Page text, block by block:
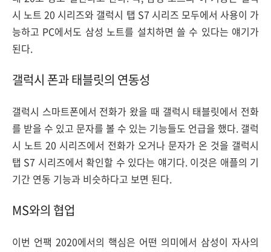
시 노트 20 시리즈와 갤럭시 탭 S7 시리즈 모두에서 사용이 가
능하고 PC에서도 삼성 노트를 설치하면 쓸 수 있다는 얘기가
된다.
갤럭시 폰과 태블릿의 연동성
갤럭시 스마트폰에서 전화가 왔을 때 갤럭시 태블릿에서 전화
를 받을 수 있고 문자를 볼 수 있는 기능들도 언급을 했다. 갤럭
시 노트 20 시리즈에서 전화가 오거나 문자가 온 것을 갤럭시
탭 S7 시리즈에서 확인할 수 있다는 얘기다. 이것은 애플의 기
기간 연동 기능과 비슷하다고 보면 된다.
MS와의 협업
이번 언팩 2020에서의 핵심은 어떤 의미에서 삼성이 자사의